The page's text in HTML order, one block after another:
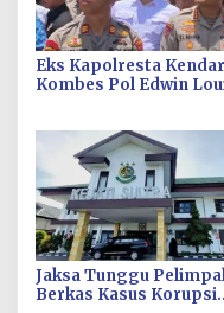
Eks Kapolresta
Kombes Pol Edwin
Jaksa Tunggu
Berkas Kasus Korupsi